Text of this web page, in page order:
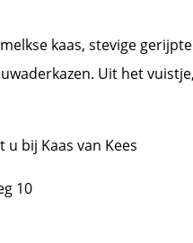
kaas, stevige
Uit het
u bij Kaas van Kees
10